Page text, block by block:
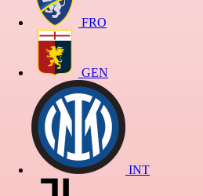
FRO
GEN
INT